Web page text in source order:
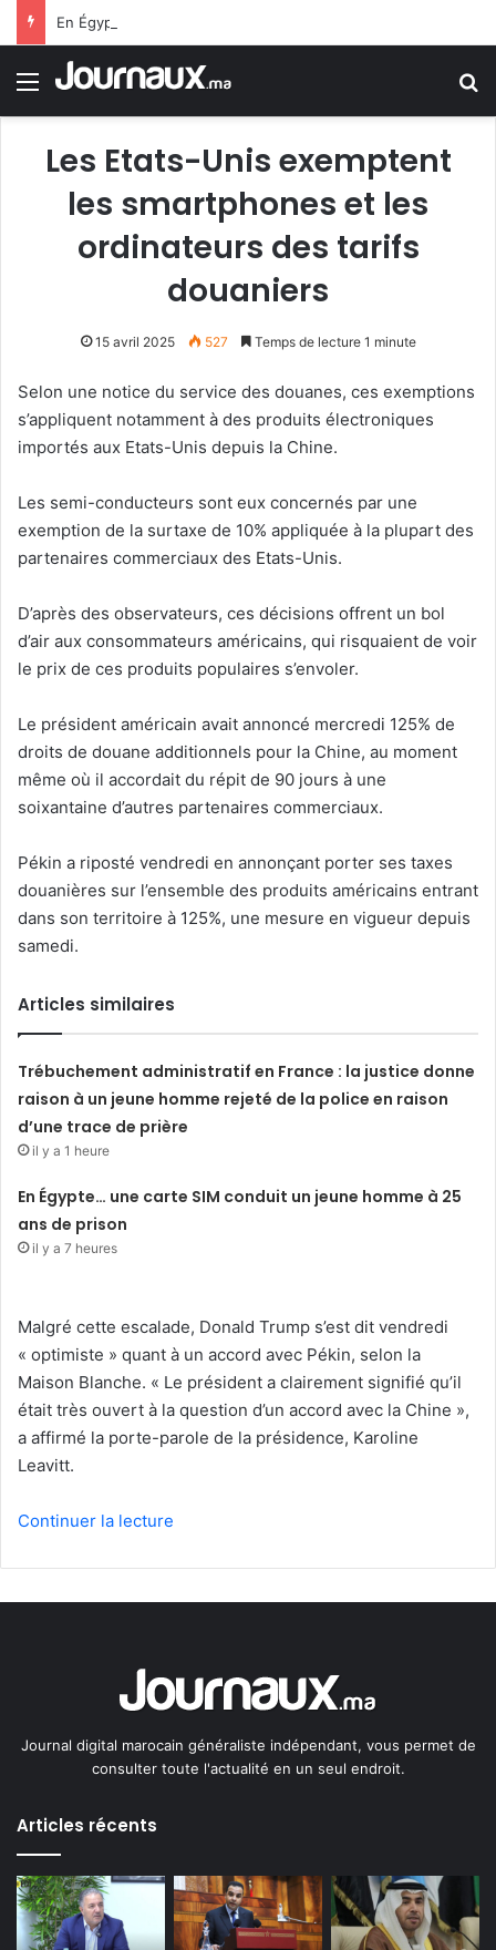
Menu
Les Etats-Unis exemptent
les smartphones et les
ordinateurs des tarifs
douaniers
15 avril 2025 527 Temps de lecture 1 minute
Selon une notice du service des douanes, ces exemptions
s’appliquent notamment à des produits électroniques
importés aux Etats-Unis depuis la Chine.
Les semi-conducteurs sont eux concernés par une
exemption de la surtaxe de 10% appliquée à la plupart des
partenaires commerciaux des Etats-Unis.
D’après des observateurs, ces décisions offrent un bol
d’air aux consommateurs américains, qui risquaient de voir
le prix de ces produits populaires s’envoler.
Le président américain avait annoncé mercredi 125% de
droits de douane additionnels pour la Chine, au moment
même où il accordait du répit de 90 jours à une
soixantaine d’autres partenaires commerciaux.
Pékin a riposté vendredi en annonçant porter ses taxes
douanières sur l’ensemble des produits américains entrant
dans son territoire à 125%, une mesure en vigueur depuis
samedi.
Articles similaires
Trébuchement administratif en France : la justice donne
raison à un jeune homme rejeté de la police en raison
d’une trace de prière
il y a 1 heure
En Égypte… une carte SIM conduit un jeune homme à 25
ans de prison
il y a 7 heures
Malgré cette escalade, Donald Trump s’est dit vendredi
« optimiste » quant à un accord avec Pékin, selon la
Maison Blanche. « Le président a clairement signifié qu’il
était très ouvert à la question d’un accord avec la Chine »,
a affirmé la porte-parole de la présidence, Karoline
Leavitt.
Continuer la lecture
Journal digital marocain généraliste indépendant, vous permet de
consulter toute l'actualité en un seul endroit.
Articles récents